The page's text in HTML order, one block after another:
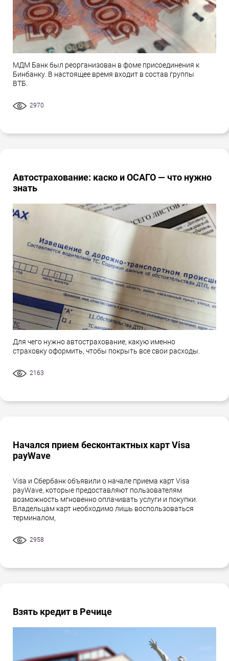
МДМ Банк был реорганизован в фоме присоединения к
Бинбанку. В настоящее время входит в состав группы
ВТБ.
2970
Автострахование: каско и ОСАГО — что нужно
знать
Для чего нужно автострахование, какую именно
страховку оформить, чтобы покрыть все свои расходы.
2163
Начался прием бесконтактных карт Visa
payWave
Visa и Сбербанк объявили о начале приема карт Visa
payWave, которые предоставляют пользователям
возможность мгновенно оплачивать услуги и покупки.
Владельцам карт необходимо лишь воспользоваться
терминалом,
2958
Взять кредит в Речице